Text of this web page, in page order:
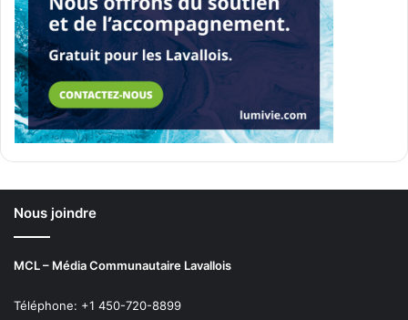
Nous joindre
MCL – Média Communautaire Lavallois
Téléphone: +1 450-720-8899